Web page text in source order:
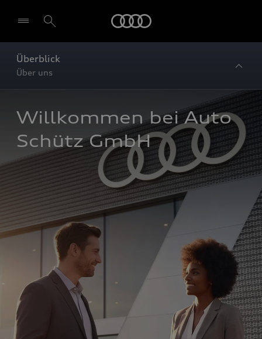
Überblick
Über uns
Willkommen bei Auto
Schütz GmbH